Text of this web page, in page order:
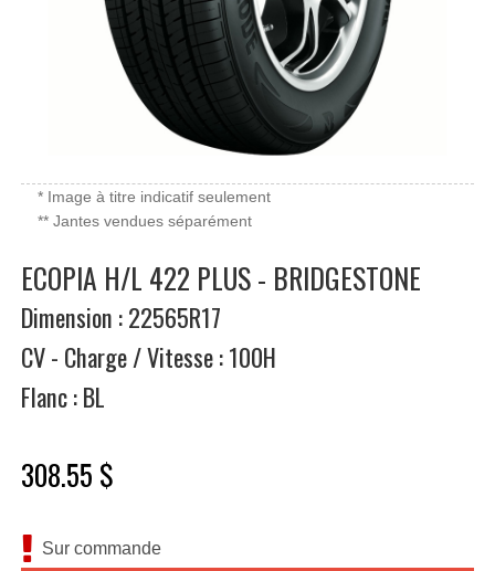
* Image à titre indicatif seulement
** Jantes vendues séparément
ECOPIA H/L 422 PLUS - BRIDGESTONE
Dimension : 22565R17
CV - Charge / Vitesse : 100H
Flanc : BL
308.55 $
Sur commande